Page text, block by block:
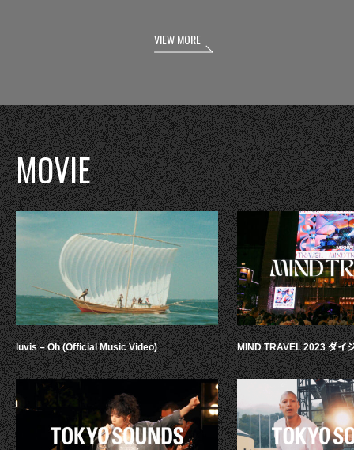
VIEW MORE
MOVIE
luvis – Oh (Official Music Video) MIND TRAVEL 2023 ダイ